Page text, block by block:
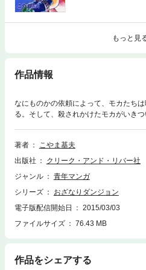
もっと見
作品情報
なにものかの依頼によって、モカたち
る。そして、殺されかけたモカがいき
著者
こやま基夫
出版社
クリーク・アンド・リバー社
ジャンル
青年マンガ
シリーズ
おざなりダンジョン
電子版配信開始日
2015/03/03
ファイルサイズ
76.43 MB
作品をシェアする